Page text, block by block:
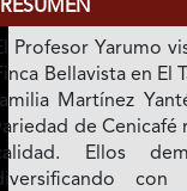
RESUMEN
Profesor Yarumo
Bellavista en El
Martínez
de Cenicafé
Ellos
con